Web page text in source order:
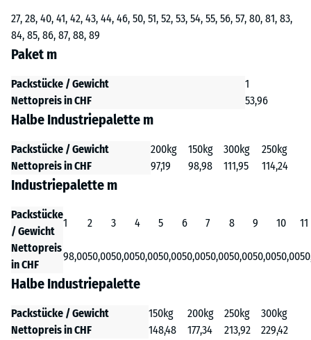
27, 28, 40, 41, 42, 43, 44, 46, 50, 51, 52, 53, 54, 55, 56, 57, 80, 81, 83,
84, 85, 86, 87, 88, 89
Paket m
Packstücke / Gewicht
1
Nettopreis in CHF
53,96
Halbe Industriepalette m
Packstücke / Gewicht 200kg 150kg 300kg
250kg
Nettopreis in CHF
97,19 98,98 111,95 114,24
Industriepalette m
Packstücke
/ Gewicht
1 2 3 4 5 6 7 8 9 10
11
Nettopreis
in CHF
98,0050,0050,0050,0050,0050,0050,0050,0050,0050,00
Halbe Industriepalette
Packstücke / Gewicht 150kg 200kg 250kg
300kg
Nettopreis in CHF
148,48 177,34 213,92 229,42